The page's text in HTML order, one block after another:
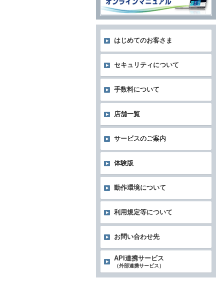
はじめてのお客さま
セキュリティについて
手数料について
店舗一覧
サービスのご案内
体験版
動作環境について
利用規定等について
お問い合わせ先
API連携サービス
（外部連携サービス）